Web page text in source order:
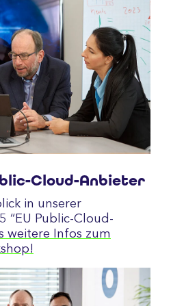
Cloud-Anbieter
in unserer
“EU Public-Cloud-
weitere Infos zum